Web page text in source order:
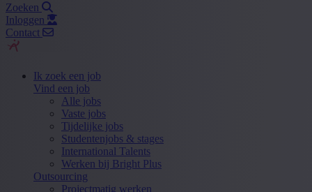
Zoeken
Inloggen
Contact
Ik zoek een job
Vind een job
Alle jobs
Vaste jobs
Tijdelijke jobs
Studentenjobs & stages
International Talents
Werken bij Bright Plus
Outsourcing
Projectmatig werken